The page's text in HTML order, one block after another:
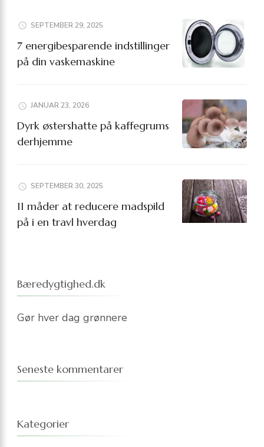
SEPTEMBER 29, 2025
7 energibesparende indstillinger
på din vaskemaskine
JANUAR 23, 2026
Dyrk østershatte på kaffegrums
derhjemme
SEPTEMBER 30, 2025
11 måder at reducere madspild
på i en travl hverdag
Bæredygtighed.dk
Gør hver dag grønnere
Seneste kommentarer
Kategorier